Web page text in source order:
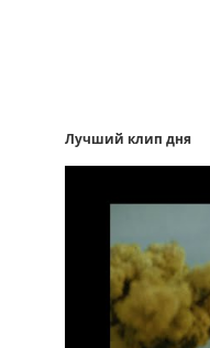
Лучший клип дня